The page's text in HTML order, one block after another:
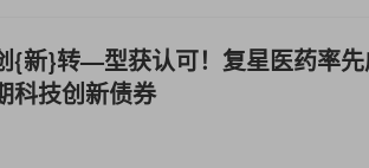
{新}转—型获认可！复星医药率
科技创新债券